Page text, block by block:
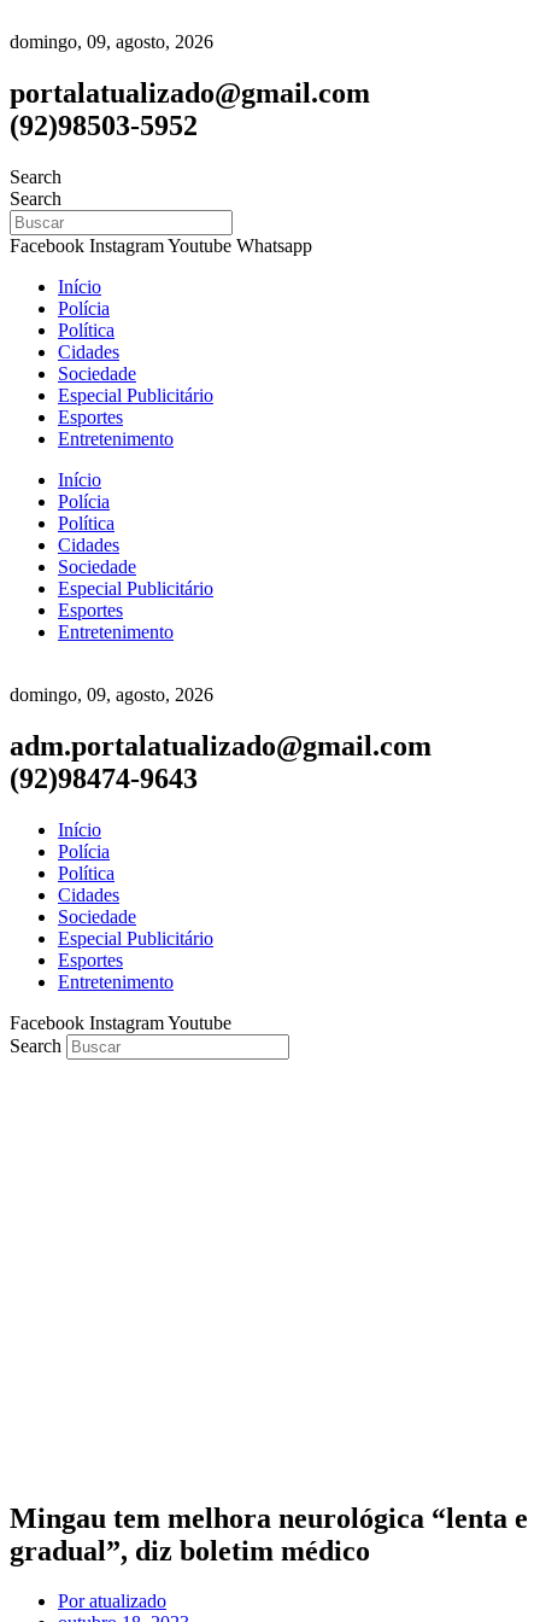
domingo, 09, agosto, 2026
portalatualizado@gmail.com
(92)98503-5952
Search
Search
Facebook InstagramYoutube Whatsapp
Início
Polícia
Política
Cidades
Sociedade
Especial Publicitário
Esportes
Entretenimento
Início
Polícia
Política
Cidades
Sociedade
Especial Publicitário
Esportes
Entretenimento
domingo, 09, agosto, 2026
adm.portalatualizado@gmail.com
(92)98474-9643
Início
Polícia
Política
Cidades
Sociedade
Especial Publicitário
Esportes
Entretenimento
Facebook InstagramYoutube
Search
Mingau tem melhora neurológica “lenta e
gradual”, diz boletim médico
Poratualizado